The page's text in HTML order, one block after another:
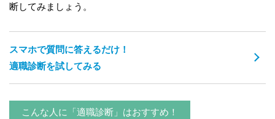
断してみましょう。
スマホで質問に答えるだけ！
適職診断を試してみる
こんな人に「適職診断」はおすすめ！